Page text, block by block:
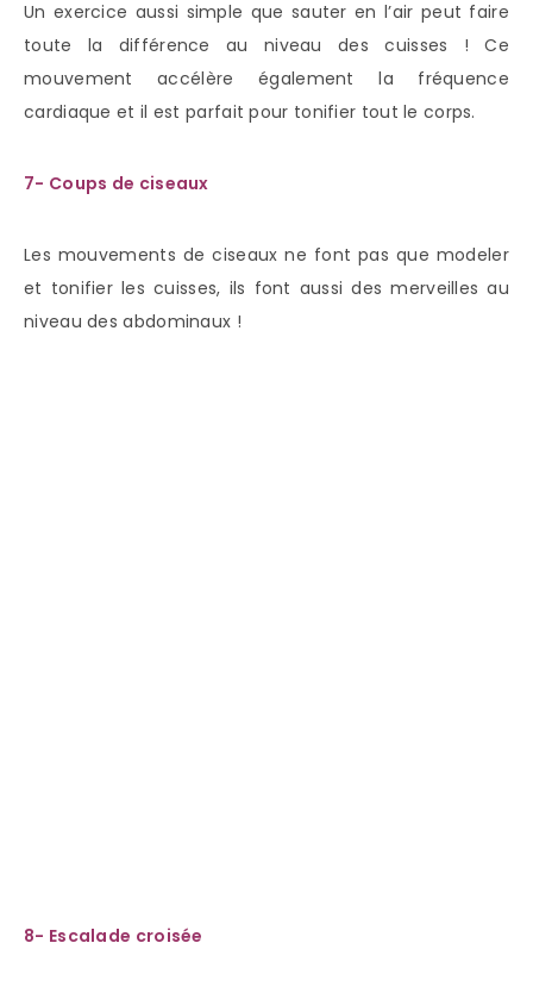
Un exercice aussi simple que sauter en l’air peut faire
toute la différence au niveau des cuisses ! Ce
mouvement accélère également la fréquence
cardiaque et il est parfait pour tonifier tout le corps.
7- Coups de ciseaux
Les mouvements de ciseaux ne font pas que modeler
et tonifier les cuisses, ils font aussi des merveilles au
niveau des abdominaux !
8- Escalade croisée